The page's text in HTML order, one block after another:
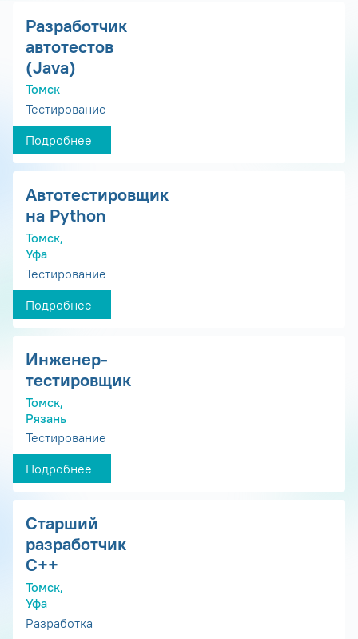
Разработчик
автотестов
(Java)
Томск
Тестирование
Подробнее
Автотестировщик
на Python
Томск,
Уфа
Тестирование
Подробнее
Инженер-
тестировщик
Томск,
Рязань
Тестирование
Подробнее
Старший
разработчик
С++
Томск,
Уфа
Разработка